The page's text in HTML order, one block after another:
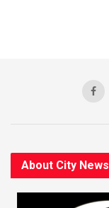
About City News